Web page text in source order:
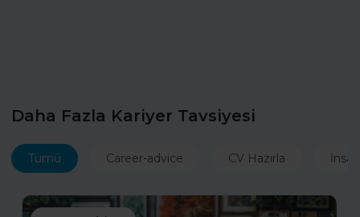
Daha Fazla Kariyer Tavsiyesi
Tümü Career-advice CV Hazırla